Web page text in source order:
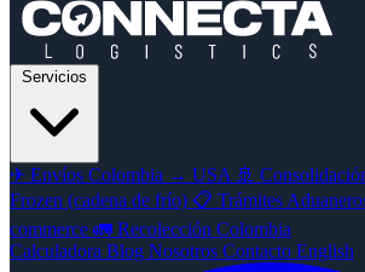
✈ Envíos Colombia → USA 🚢
Frozen (cadena de frío) 📋 Trámites
commerce 🚛 Recolección Colombia
Calculadora Blog Nosotros Contacto English